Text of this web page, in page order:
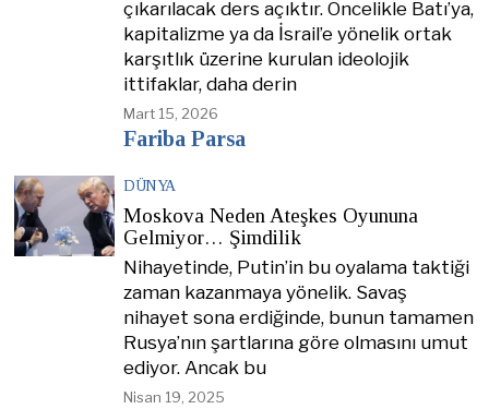
çıkarılacak ders açıktır. Öncelikle Batı’ya,
kapitalizme ya da İsrail’e yönelik ortak
karşıtlık üzerine kurulan ideolojik
ittifaklar, daha derin
Mart 15, 2026
Fariba Parsa
DÜNYA
Moskova Neden Ateşkes Oyununa
Gelmiyor… Şimdilik
Nihayetinde, Putin’in bu oyalama taktiği
zaman kazanmaya yönelik. Savaş
nihayet sona erdiğinde, bunun tamamen
Rusya’nın şartlarına göre olmasını umut
ediyor. Ancak bu
Nisan 19, 2025